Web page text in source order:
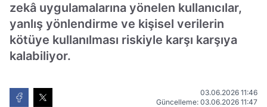
zekâ uygulamalarına yönelen kullanıcılar,
yanlış yönlendirme ve kişisel verilerin
kötüye kullanılması riskiyle karşı karşıya
kalabiliyor.
03.06.2026 11:46
Güncelleme: 03.06.2026 11:47